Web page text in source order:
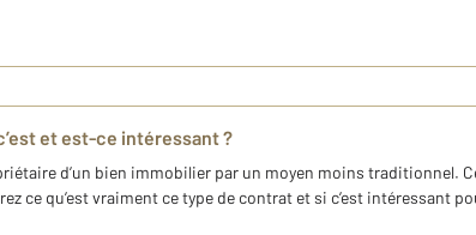
et est-ce intéressant ?
d’un bien immobilier par un moyen moins traditionnel.
ce qu’est vraiment ce type de contrat et si c’est intéressant